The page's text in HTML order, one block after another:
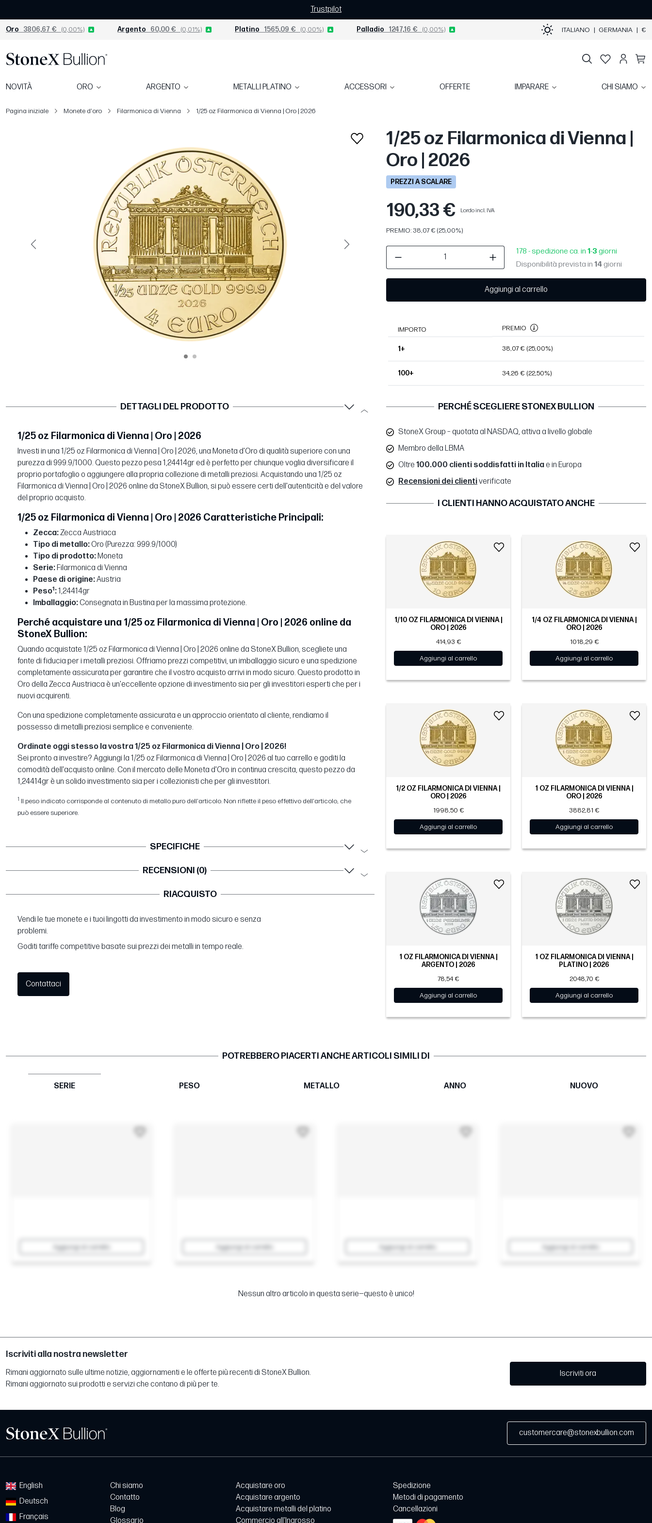
Trustpilot
Oro 3806,67 € (0,00%) Argento 60,00 € (0,01%) Platino 1565,09 € (0,00%) Palladio 1247,16 € (0,00%) ITALIANO | GERMANIA | €
NOVITÀ ORO ARGENTO METALLI PLATINO ACCESSORI OFFERTE IMPARARE CHI SIAMO
Pagina iniziale Monete d'oro Filarmonica di Vienna 1/25 oz Filarmonica di Vienna | Oro | 2026
Precedente Avanti
1/25 oz Filarmonica di Vienna |
Oro | 2026
PREZZI A SCALARE
190,33 € Lordo incl. IVA
PREMIO: 38,07 € (25,00%)
178 - spedizione ca. in 1-3 giorni
Disponibilità prevista in 14 giorni
Aggiungi al carrello
IMPORTO PREMIO
1+ 38,07 € (25,00%)
100+ 34,26 € (22,50%)
DETTAGLI DEL PRODOTTO
1/25 oz Filarmonica di Vienna | Oro | 2026
Investi in una 1/25 oz Filarmonica di Vienna | Oro | 2026, una Moneta d'Oro di qualità superiore con una
purezza di 999.9/1000. Questo pezzo pesa 1,24414gr ed è perfetto per chiunque voglia diversificare il
proprio portafoglio o aggiungere alla propria collezione di metalli preziosi. Acquistando una 1/25 oz
Filarmonica di Vienna | Oro | 2026 online da StoneX Bullion, si può essere certi dell'autenticità e del valore
del proprio acquisto.
1/25 oz Filarmonica di Vienna | Oro | 2026 Caratteristiche Principali:
Zecca:Zecca Austriaca
Tipo di metallo:Oro (Purezza: 999.9/1000)
Tipo di prodotto:Moneta
Serie:Filarmonica di Vienna
Paese di origine:Austria
Peso1:1,24414gr
Imballaggio:Consegnata in Bustina per la massima protezione.
Perché acquistare una 1/25 oz Filarmonica di Vienna | Oro | 2026 online da
StoneX Bullion:
Quando acquistate 1/25 oz Filarmonica di Vienna | Oro | 2026 online da StoneX Bullion, scegliete una
fonte di fiducia per i metalli preziosi. Offriamo prezzi competitivi, un imballaggio sicuro e una spedizione
completamente assicurata per garantire che il vostro acquisto arrivi in modo sicuro. Questo prodotto in
Oro della Zecca Austriaca è un'eccellente opzione di investimento sia per gli investitori esperti che per i
nuovi acquirenti.
Con una spedizione completamente assicurata e un approccio orientato al cliente, rendiamo il
possesso di metalli preziosi semplice e conveniente.
Ordinate oggi stesso la vostra 1/25 oz Filarmonica di Vienna | Oro | 2026!
Sei pronto a investire? Aggiungi la 1/25 oz Filarmonica di Vienna | Oro | 2026 al tuo carrello e goditi la
comodità dell'acquisto online. Con il mercato delle Moneta d'Oro in continua crescita, questo pezzo da
1,24414gr è un solido investimento sia per i collezionisti che per gli investitori.
1 Il peso indicato corrisponde al contenuto di metallo puro dell'articolo. Non riflette il peso effettivo dell'articolo, che
può essere superiore.
SPECIFICHE
RECENSIONI (0)
RIACQUISTO
Vendi le tue monete e i tuoi lingotti da investimento in modo sicuro e senza
problemi.
Goditi tariffe competitive basate sui prezzi dei metalli in tempo reale.
Contattaci
PERCHÉ SCEGLIERE STONEX BULLION
StoneX Group – quotata al NASDAQ, attiva a livello globale
Membro della LBMA
Oltre 100.000 clienti soddisfatti in Italiae in Europa
Recensioni dei clientiverificate
I CLIENTI HANNO ACQUISTATO ANCHE
1/10 OZ FILARMONICA DI VIENNA |
ORO | 2026
414,93 €
Aggiungi al carrello
1/4 OZ FILARMONICA DI VIENNA |
ORO | 2026
1018,29 €
Aggiungi al carrello
1/2 OZ FILARMONICA DI VIENNA |
ORO | 2026
1998,50 €
Aggiungi al carrello
1 OZ FILARMONICA DI VIENNA |
ORO | 2026
3882,81 €
Aggiungi al carrello
1 OZ FILARMONICA DI VIENNA |
ARGENTO | 2026
78,54 €
Aggiungi al carrello
1 OZ FILARMONICA DI VIENNA |
PLATINO | 2026
2048,70 €
Aggiungi al carrello
POTREBBERO PIACERTI ANCHE ARTICOLI SIMILI DI
SERIE PESO METALLO ANNO NUOVO
Aggiungi al carrello Aggiungi al carrello Aggiungi al carrello Aggiungi al carrello
Nessun altro articolo in questa serie—questo è unico!
Iscriviti alla nostra newsletter
Rimani aggiornato sulle ultime notizie, aggiornamenti e le offerte più recenti di StoneX Bullion.
Rimani aggiornato sui prodotti e servizi che contano di più per te.
Iscriviti ora
customercare@stonexbullion.com
English
Deutsch
Français
Chi siamo
Contatto
Blog
Glossario
Acquistare oro
Acquistare argento
Acquistare metalli del platino
Commercio all'Ingrosso
Spedizione
Metodi di pagamento
Cancellazioni